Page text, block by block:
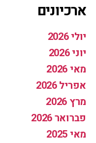
ארכיונים
יולי 2026
יוני 2026
מאי 2026
אפריל 2026
מרץ 2026
פברואר 2026
מאי 2025